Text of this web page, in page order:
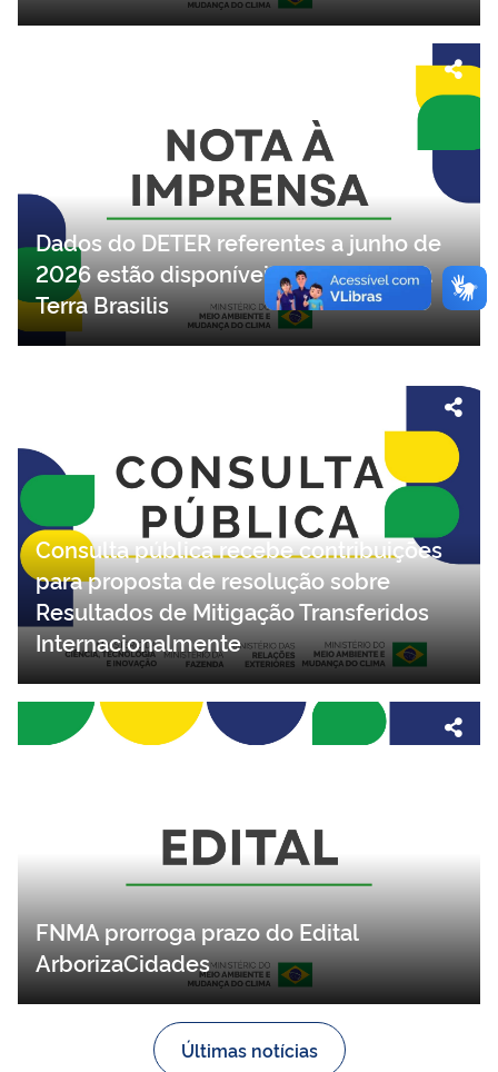
Dados do DETER referentes a junho de
2026 estão disponíveis na plataforma
Terra Brasilis
Consulta pública recebe contribuições
para proposta de resolução sobre
Resultados de Mitigação Transferidos
Internacionalmente
FNMA prorroga prazo do Edital
ArborizaCidades
Últimas notícias